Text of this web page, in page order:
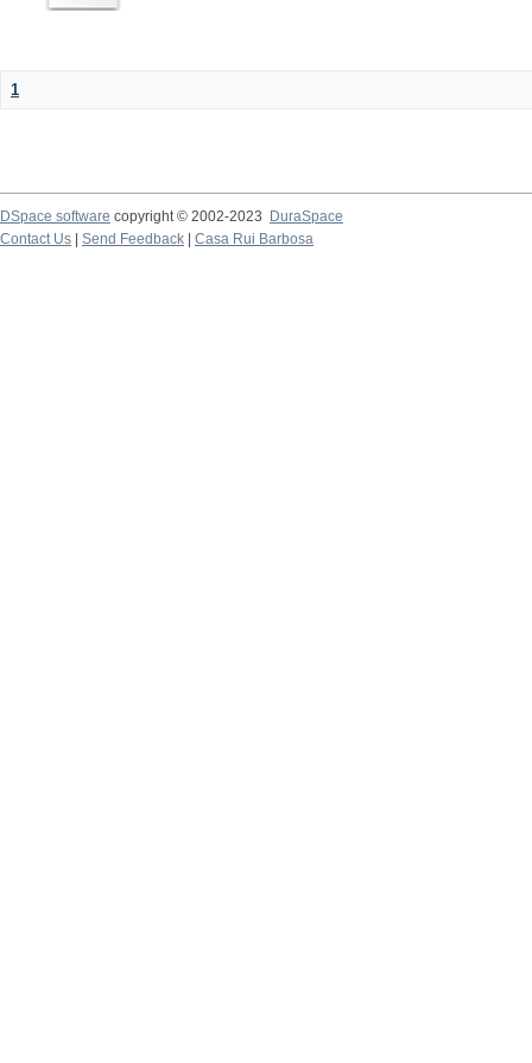
1
DSpace software copyright © 2002-2023
DuraSpace
Contact Us
Send Feedback Casa Rui Barbosa